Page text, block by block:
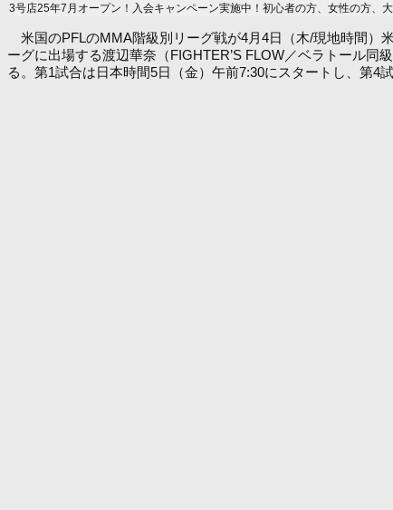
3号店25年7月オープン！入会キャンペーン実施中！初心者の方、女性の方、大
米国のPFLのMMA階級別リーグ戦が4月4日（木/現地時間）
ーグに出場する渡辺華奈（FIGHTER’S FLOW／ベラトール
る。第1試合は日本時間5日（金）午前7:30にスタートし、第4